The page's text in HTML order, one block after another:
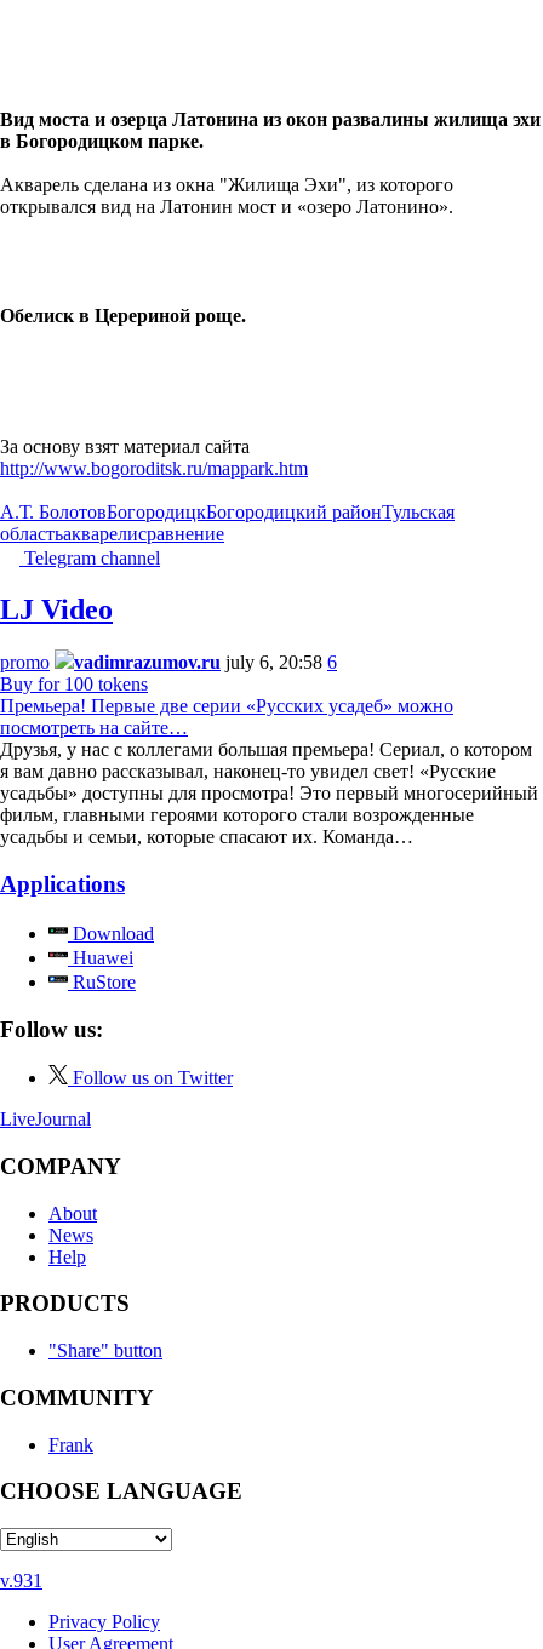
Вид моста и озерца Латонина из окон развалины жилища эхи
в Богородицком парке.
Акварель сделана из окна "Жилища Эхи", из которого
открывался вид на Латонин мост и «озеро Латонино».
Обелиск в Церериной роще.
За основу взят материал сайта
http://www.bogoroditsk.ru/mappark.htm
А.Т. БолотовБогородицкБогородицкий районТульская
областьакварелисравнение
Telegram channel
LJ Video
promo vadimrazumov.ru july 6, 20:58 6
Buy for 100 tokens
Премьера! Первые две серии «Русских усадеб» можно
посмотреть на сайте…
Друзья, у нас с коллегами большая премьера! Сериал, о котором
я вам давно рассказывал, наконец-то увидел свет! «Русские
усадьбы» доступны для просмотра! Это первый многосерийный
фильм, главными героями которого стали возрожденные
усадьбы и семьи, которые спасают их. Команда…
Applications
Download
Huawei
RuStore
Follow us:
Follow us on Twitter
LiveJournal
COMPANY
About
News
Help
PRODUCTS
"Share" button
COMMUNITY
Frank
CHOOSE LANGUAGE
v.931
Privacy Policy
User Agreement